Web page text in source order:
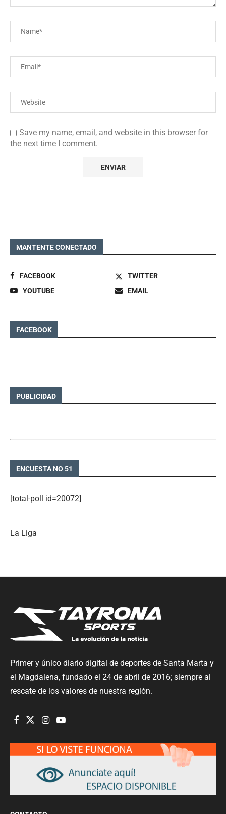
Save my name, email, and website in this browser for
the next time I comment.
MANTENTE CONECTADO
FACEBOOK
TWITTER
YOUTUBE
EMAIL
FACEBOOK
PUBLICIDAD
ENCUESTA NO 51
[total-poll id=20072]
La Liga
Primer y único diario digital de deportes de Santa Marta y
el Magdalena, fundado el 24 de abril de 2016; siempre al
rescate de los valores de nuestra región.